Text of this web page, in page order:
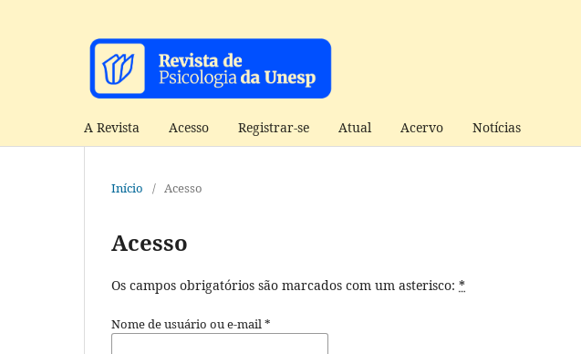
A Revista Acesso Registrar-se Atual Acervo Notícias
Início / Acesso
Acesso
Os campos obrigatórios são marcados com um asterisco: *
Nome de usuário ou e-mail*